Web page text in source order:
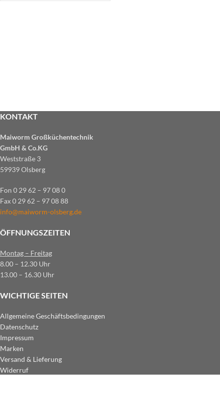
KONTAKT
Maiworm Großküchentechnik
GmbH & Co.KG
Weststraße 3
59939 Olsberg
Fon 0 29 62 – 97 08 0
Fax 0 29 62 – 97 08 88
info@maiworm-olsberg.de
ÖFFNUNGSZEITEN
Montag – Freitag
8.00 – 12.30 Uhr
13.00 – 16.30 Uhr
WICHTIGE SEITEN
Allgemeine Geschäftsbedingungen
Datenschutz
Impressum
Marken
Versand & Lieferung
Widerruf